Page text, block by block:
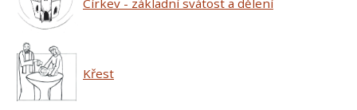
Církev - základní svátost a dělení
Křest